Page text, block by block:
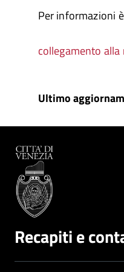
Per informazioni
collegamento
Ultimo
Recapiti e